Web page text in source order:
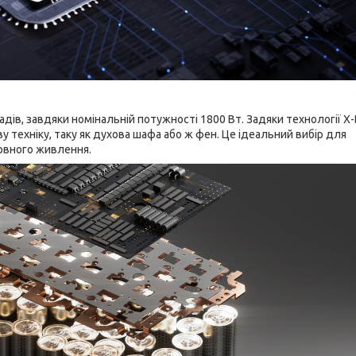
завдяки номінальній потужності 1800 Вт. Задяки технології
таку як духова шафа або ж фен. Це ідеальний вибір для
живлення.